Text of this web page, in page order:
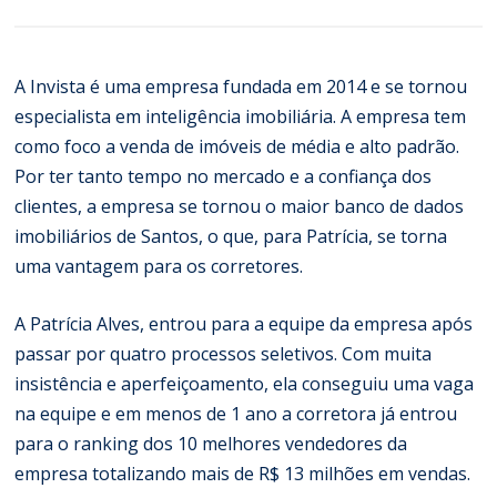
A Invista é uma empresa fundada em 2014 e se tornou
especialista em inteligência imobiliária. A empresa tem
como foco a venda de imóveis de média e alto padrão.
Por ter tanto tempo no mercado e a confiança dos
clientes, a empresa se tornou o maior banco de dados
imobiliários de Santos, o que, para Patrícia, se torna
uma vantagem para os corretores.
A Patrícia Alves, entrou para a equipe da empresa após
passar por quatro processos seletivos. Com muita
insistência e aperfeiçoamento, ela conseguiu uma vaga
na equipe e em menos de 1 ano a corretora já entrou
para o ranking dos 10 melhores vendedores da
empresa totalizando mais de R$ 13 milhões em vendas.